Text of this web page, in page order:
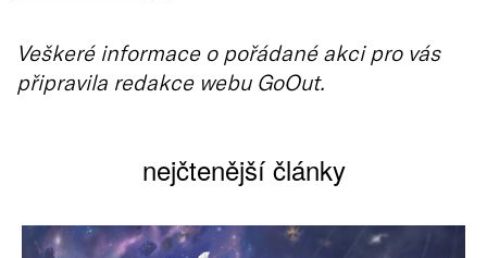
Veškeré informace o pořádané akci pro vás
připravila redakce webu GoOut.
nejčtenější články